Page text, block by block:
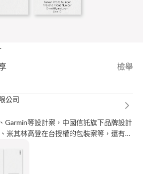
檢舉
公司
Garmin等設計案，中國信託旗下品牌設計
米其林高登在台授權的包裝案等，還有其
任過ALLYOUNG (Swissvita 薇佳) 品牌設
計案，在設計上具有一定的設計經驗。
jcdesignstudioo - 特殊獎